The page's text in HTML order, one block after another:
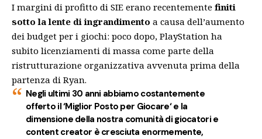
I margini di profitto di SIE erano recentemente finiti
sotto la lente di ingrandimento a causa dell’aumento
dei budget per i giochi: poco dopo, PlayStation ha
subito licenziamenti di massa come parte della
ristrutturazione organizzativa avvenuta prima della
partenza di Ryan.
Negli ultimi 30 anni abbiamo costantemente
offerto il ‘Miglior Posto per Giocare‘ e la
dimensione della nostra comunità di giocatori e
content creator è cresciuta enormemente,